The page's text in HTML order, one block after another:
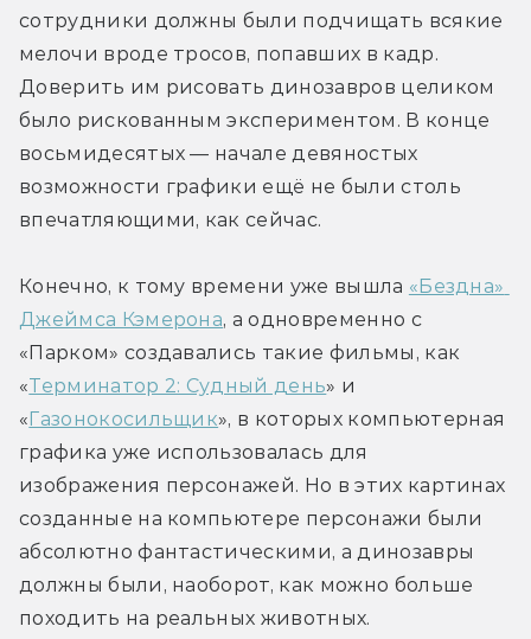
сотрудники должны были подчищать всякие
мелочи вроде тросов, попавших в кадр.
Доверить им рисовать динозавров целиком
было рискованным экспериментом. В конце
восьмидесятых — начале девяностых
возможности графики ещё не были столь
впечатляющими, как сейчас.
Конечно, к тому времени уже вышла «Бездна»
Джеймса Кэмерона, а одновременно с
«Парком» создавались такие фильмы, как
«Терминатор 2: Судный день» и
«Газонокосильщик», в которых компьютерная
графика уже использовалась для
изображения персонажей. Но в этих картинах
созданные на компьютере персонажи были
абсолютно фантастическими, а динозавры
должны были, наоборот, как можно больше
походить на реальных животных.